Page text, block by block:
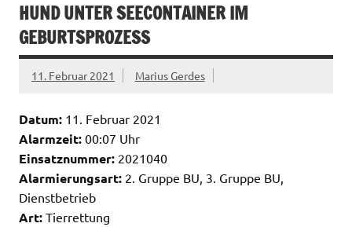
HUND UNTER SEECONTAINER IM
GEBURTSPROZESS
11. Februar 2021 Marius Gerdes
Datum: 11. Februar 2021
Alarmzeit: 00:07 Uhr
Einsatznummer: 2021040
Alarmierungsart: 2. Gruppe BU, 3. Gruppe BU,
Dienstbetrieb
Art: Tierrettung